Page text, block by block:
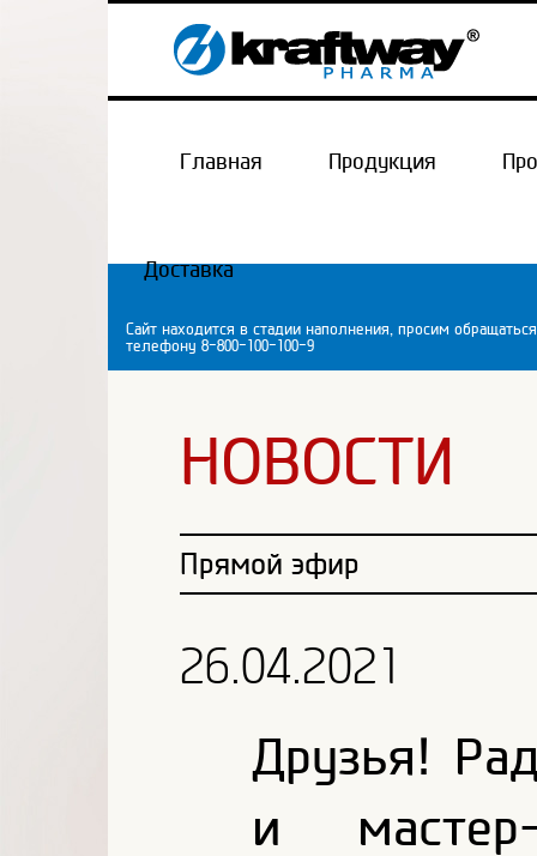
Главная Продукция
Доставка
Сайт находится в стадии наполнения, просим
телефону 8-800-100-100-9
НОВОСТИ
Прямой эфир
26.04.2021
Друзья!
и